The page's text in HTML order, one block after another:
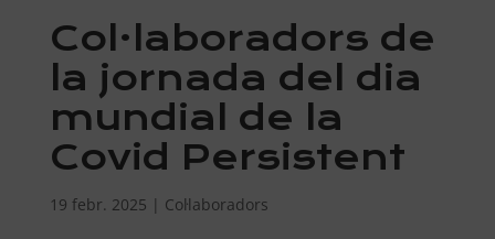
Col·laboradors de
la jornada del dia
mundial de la
Covid Persistent
19 febr. 2025 | Col·laboradors